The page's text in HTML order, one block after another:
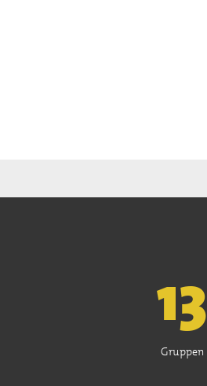
13
Gruppen